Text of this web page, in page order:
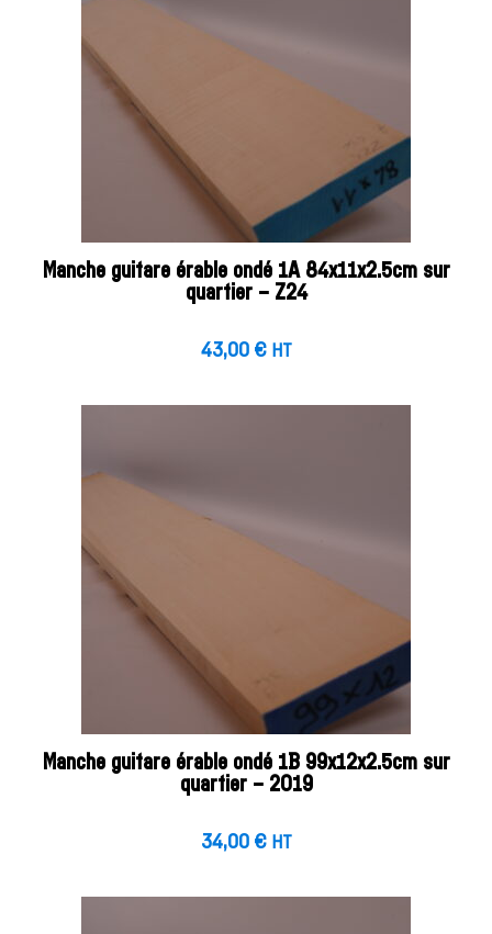
Manche guitare érable ondé 1A 84x11x2.5cm sur
quartier – Z24
43,00 € HT
Manche guitare érable ondé 1B 99x12x2.5cm sur
quartier – 2019
34,00 € HT